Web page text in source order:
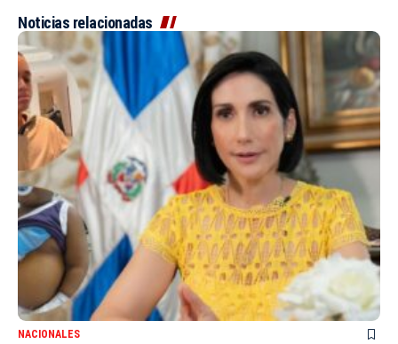
Noticias relacionadas
NACIONALES